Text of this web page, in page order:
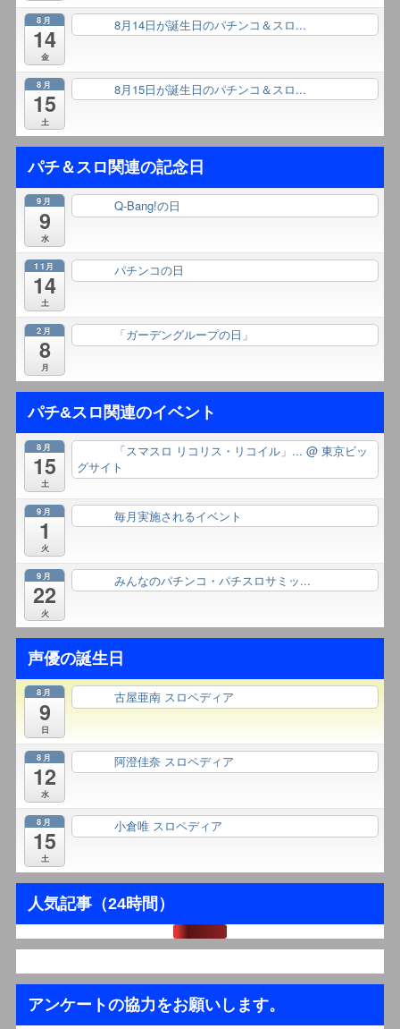
8月
14
金
8月14日が誕生日のパチンコ＆スロ...
8月
15
土
8月15日が誕生日のパチンコ＆スロ...
パチ＆スロ関連の記念日
9月
9
水
Q-Bang!の日
11月
14
土
パチンコの日
2月
8
月
「ガーデングループの日」
パチ&スロ関連のイベント
8月
15
土
「スマスロ リコリス・リコイル」... @ 東京ビッ
グサイト
9月
1
火
毎月実施されるイベント
9月
22
火
みんなのパチンコ・パチスロサミッ...
声優の誕生日
8月
9
日
古屋亜南 スロペディア
8月
12
水
阿澄佳奈 スロペディア
8月
15
土
小倉唯 スロペディア
人気記事（24時間）
アンケートの協力をお願いします。